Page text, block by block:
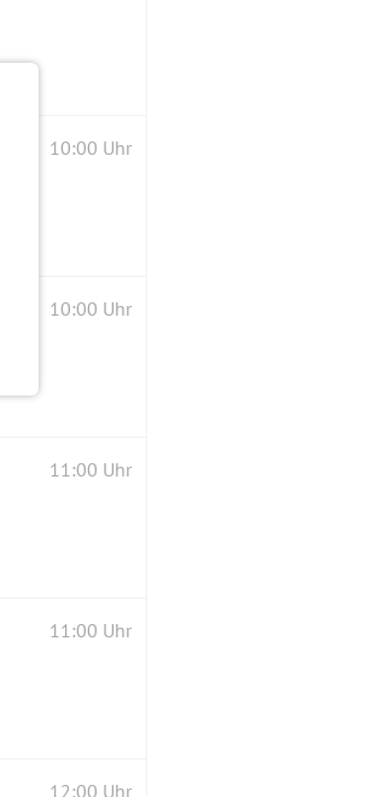
10:00 Uhr
10:00 Uhr
11:00 Uhr
11:00 Uhr
12:00 Uhr